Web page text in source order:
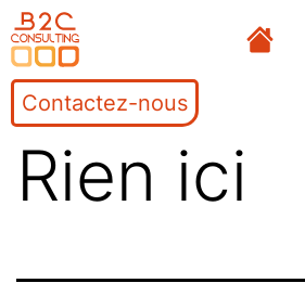
Contactez-nous
Rien ici